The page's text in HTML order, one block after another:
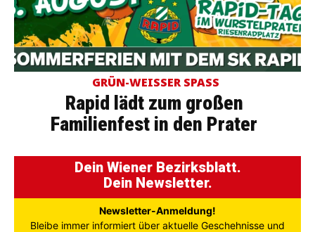
GRÜN-WEISSER SPASS
Rapid lädt zum großen
Familienfest in den Prater
Dein Wiener Bezirksblatt.
Dein Newsletter.
Newsletter-Anmeldung!
Bleibe immer informiert über aktuelle Geschehnisse und